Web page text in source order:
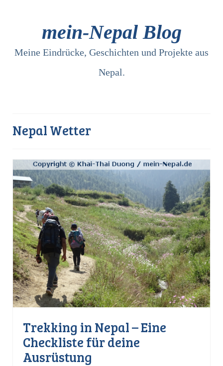
mein-Nepal Blog
Meine Eindrücke, Geschichten und Projekte aus
Nepal.
Nepal Wetter
Trekking in Nepal – Eine
Checkliste für deine
Ausrüstung